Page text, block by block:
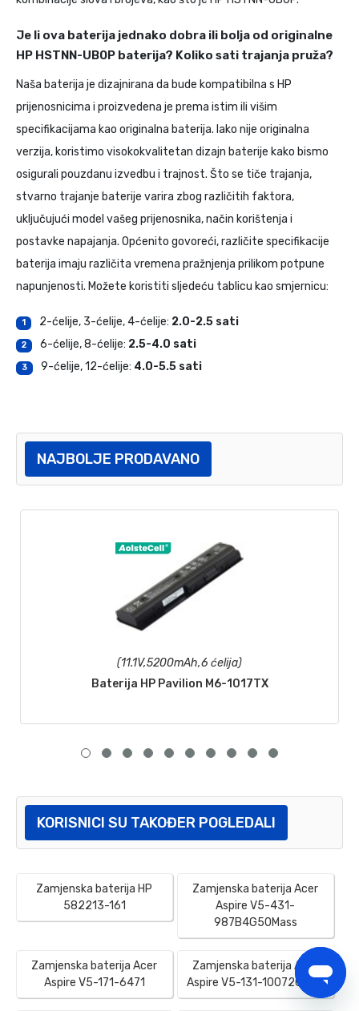
Je li ova baterija jednako dobra ili bolja od originalne
HP HSTNN-UB0P baterija? Koliko sati trajanja pruža?
Naša baterija je dizajnirana da bude kompatibilna s HP
prijenosnicima i proizvedena je prema istim ili višim
specifikacijama kao originalna baterija. Iako nije originalna
verzija, koristimo visokokvalitetan dizajn baterije kako bismo
osigurali pouzdanu izvedbu i trajnost. Što se tiče trajanja,
stvarno trajanje baterije varira zbog različitih faktora,
uključujući model vašeg prijenosnika, način korištenja i
postavke napajanja. Općenito govoreći, različite specifikacije
baterija imaju različita vremena pražnjenja prilikom potpune
napunjenosti. Možete koristiti sljedeću tablicu kao smjernicu:
1 2-ćelije, 3-ćelije, 4-ćelije: 2.0-2.5 sati
2 6-ćelije, 8-ćelije: 2.5-4.0 sati
3 9-ćelije, 12-ćelije: 4.0-5.5 sati
NAJBOLJE PRODAVANO
(11.1V,5200mAh,6 ćelija)
Baterija HP Pavilion M6-1017TX
KORISNICI SU TAKOĐER POGLEDALI
Zamjenska baterija HP
582213-161
Zamjenska baterija Acer
Aspire V5-431-
987B4G50Mass
Zamjenska baterija Acer
Aspire V5-171-6471
Zamjenska baterija Acer
Aspire V5-131-10072G50A